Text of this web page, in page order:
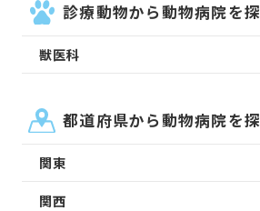
診療動物から動物病院を
獣医科
都道府県から動物病院を
関東
関西